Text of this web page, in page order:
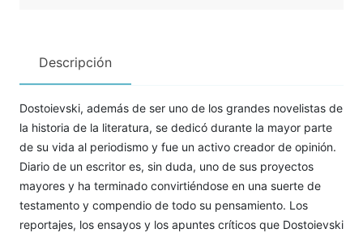
Descripción
Dostoievski, además de ser uno de los grandes novelistas de
la historia de la literatura, se dedicó durante la mayor parte
de su vida al periodismo y fue un activo creador de opinión.
Diario de un escritor es, sin duda, uno de sus proyectos
mayores y ha terminado convirtiéndose en una suerte de
testamento y compendio de todo su pensamiento. Los
reportajes, los ensayos y los apuntes críticos que Dostoievski